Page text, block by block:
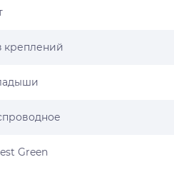
креплений
Green